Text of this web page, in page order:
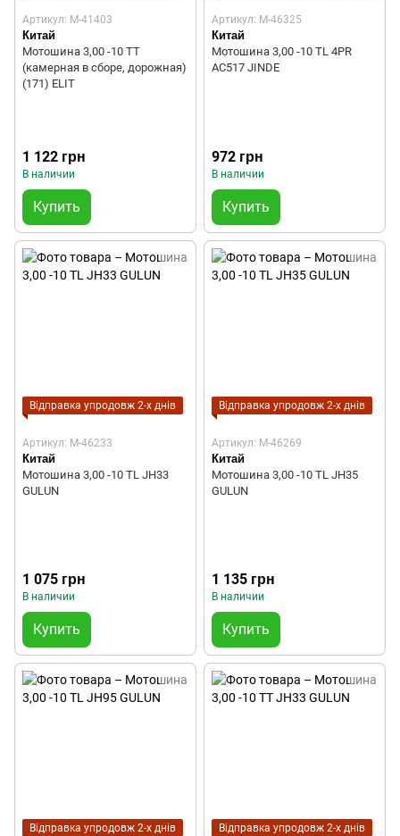
Артикул: M-41403
Китай
Мотошина 3,00 -10 TT
(камерная в сборе, дорожная)
(171) ELIT
1 122 грн
В наличии
Купить
Артикул: M-46325
Китай
Мотошина 3,00 -10 ТL 4PR
AC517 JINDE
972 грн
В наличии
Купить
Відправка упродовж 2-х днів
Артикул: M-46233
Китай
Мотошина 3,00 -10 ТL JH33
GULUN
1 075 грн
В наличии
Купить
Відправка упродовж 2-х днів
Артикул: M-46269
Китай
Мотошина 3,00 -10 ТL JH35
GULUN
1 135 грн
В наличии
Купить
Відправка упродовж 2-х днів Відправка упродовж 2-х днів